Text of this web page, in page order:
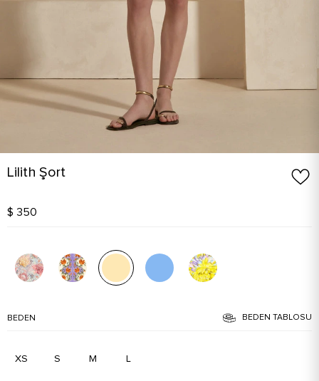
Lilith Şort
$ 350
BEDEN BEDEN TABLOSU
XS S M L